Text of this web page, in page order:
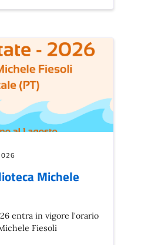
Michele
entra in vigore l'orario
Fiesoli